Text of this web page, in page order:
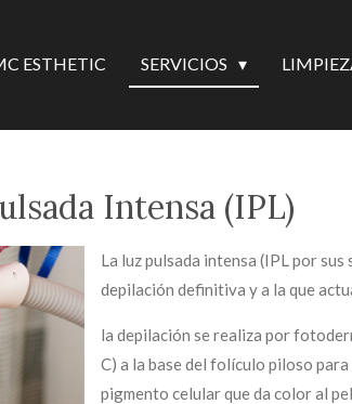
ESTHETIC SERVICIOS
Intensa (IPL)
La luz pulsada intensa (IPL por
depilación definitiva y a la que
la depilación se realiza por
C) a la base del folículo piloso
pigmento celular que da color al